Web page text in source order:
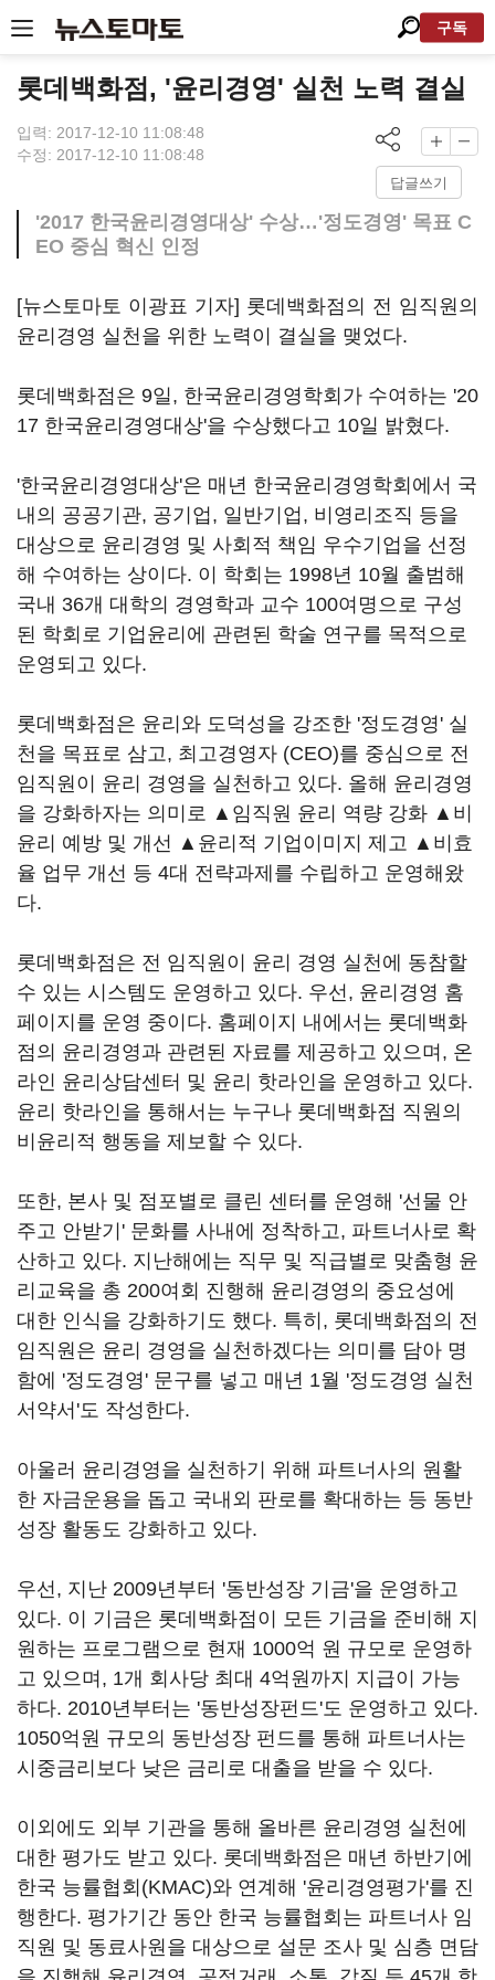
구독
롯데백화점, '윤리경영' 실천 노력 결실
입력: 2017-12-10 11:08:48
수정: 2017-12-10 11:08:48
답글쓰기
'2017 한국윤리경영대상' 수상…'정도경영' 목표 C
EO 중심 혁신 인정
[뉴스토마토 이광표 기자] 롯데백화점의 전 임직원의
윤리경영 실천을 위한 노력이 결실을 맺었다.
롯데백화점은 9일, 한국윤리경영학회가 수여하는 '20
17 한국윤리경영대상'을 수상했다고 10일 밝혔다.
'한국윤리경영대상'은 매년 한국윤리경영학회에서 국
내의 공공기관, 공기업, 일반기업, 비영리조직 등을
대상으로 윤리경영 및 사회적 책임 우수기업을 선정
해 수여하는 상이다. 이 학회는 1998년 10월 출범해
국내 36개 대학의 경영학과 교수 100여명으로 구성
된 학회로 기업윤리에 관련된 학술 연구를 목적으로
운영되고 있다.
롯데백화점은 윤리와 도덕성을 강조한 '정도경영' 실
천을 목표로 삼고, 최고경영자 (CEO)를 중심으로 전
임직원이 윤리 경영을 실천하고 있다. 올해 윤리경영
을 강화하자는 의미로 ▲임직원 윤리 역량 강화 ▲비
윤리 예방 및 개선 ▲윤리적 기업이미지 제고 ▲비효
율 업무 개선 등 4대 전략과제를 수립하고 운영해왔
다.
롯데백화점은 전 임직원이 윤리 경영 실천에 동참할
수 있는 시스템도 운영하고 있다. 우선, 윤리경영 홈
페이지를 운영 중이다. 홈페이지 내에서는 롯데백화
점의 윤리경영과 관련된 자료를 제공하고 있으며, 온
라인 윤리상담센터 및 윤리 핫라인을 운영하고 있다.
윤리 핫라인을 통해서는 누구나 롯데백화점 직원의
비윤리적 행동을 제보할 수 있다.
또한, 본사 및 점포별로 클린 센터를 운영해 '선물 안
주고 안받기' 문화를 사내에 정착하고, 파트너사로 확
산하고 있다. 지난해에는 직무 및 직급별로 맞춤형 윤
리교육을 총 200여회 진행해 윤리경영의 중요성에
대한 인식을 강화하기도 했다. 특히, 롯데백화점의 전
임직원은 윤리 경영을 실천하겠다는 의미를 담아 명
함에 '정도경영' 문구를 넣고 매년 1월 '정도경영 실천
서약서'도 작성한다.
아울러 윤리경영을 실천하기 위해 파트너사의 원활
한 자금운용을 돕고 국내외 판로를 확대하는 등 동반
성장 활동도 강화하고 있다.
우선, 지난 2009년부터 '동반성장 기금'을 운영하고
있다. 이 기금은 롯데백화점이 모든 기금을 준비해 지
원하는 프로그램으로 현재 1000억 원 규모로 운영하
고 있으며, 1개 회사당 최대 4억원까지 지급이 가능
하다. 2010년부터는 '동반성장펀드'도 운영하고 있다.
1050억원 규모의 동반성장 펀드를 통해 파트너사는
시중금리보다 낮은 금리로 대출을 받을 수 있다.
이외에도 외부 기관을 통해 올바른 윤리경영 실천에
대한 평가도 받고 있다. 롯데백화점은 매년 하반기에
한국 능률협회(KMAC)와 연계해 '윤리경영평가'를 진
행한다. 평가기간 동안 한국 능률협회는 파트너사 임
직원 및 동료사원을 대상으로 설문 조사 및 심층 면담